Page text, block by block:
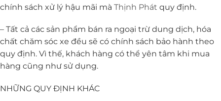
chính sách xử lý hậu mãi mà Thịnh Phát quy định.
– Tất cả các sản phẩm bán ra ngoại trừ dung dịch, hóa
chất chăm sóc xe đều sẽ có chính sách bảo hành theo
quy định. Vì thế, khách hàng có thể yên tâm khi mua
hàng cũng như sử dụng.
NHỮNG QUY ĐỊNH KHÁC